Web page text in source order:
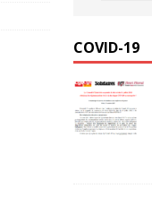
COVID-19